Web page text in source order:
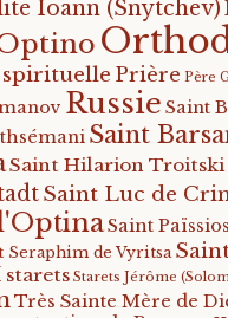
Ioann (Snytchev)
Prière Père
Russie Saint
Saint
Saint Hilarion Troitski
Saint Luc de
Saint Païssios
Seraphim de Vyritsa
starets Starets Jérôme
Très Sainte Mère de